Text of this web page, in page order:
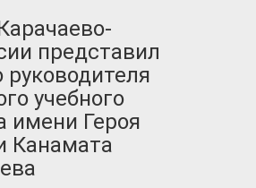
представил
руководителя
учебного
имени Героя
Канамата